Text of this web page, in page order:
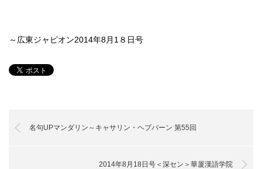
～広東ジャピオン2014年8月1８日号
名句UPマンダリン～キャサリン・ヘプバーン 第55回
2014年8月18日号＜深セン＞華厦漢語学院